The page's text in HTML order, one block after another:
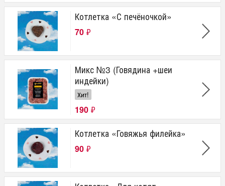
Котлетка «С печёночкой»
70 ₽
Микс №3 (Говядина +шеи
индейки)
Хит!
190 ₽
Котлетка «Говяжья филейка»
90 ₽